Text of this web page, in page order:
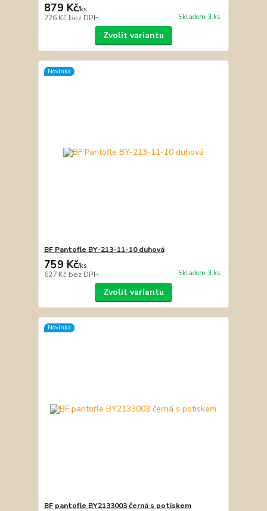
879 Kč/ks
726 Kč bez DPH Skladem 3 ks
Zvolit variantu
Novinka
BF Pantofle BY-213-11-10 duhová
759 Kč/ks
627 Kč bez DPH Skladem 3 ks
Zvolit variantu
Novinka
BF pantofle BY2133003 černá s potiskem